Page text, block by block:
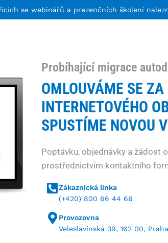
se webinářů a prezenčních školení
Probíhající migrace
OMLOUVÁME SE
INTERNETOVÉHO
SPUSTÍME NOVOU
Poptávku, objednávky a žádost
prostřednictvím kontaktního
Zákaznická linka
(+420) 800 66 44 66
Provozovna
Veleslavínská 39, 162 00,